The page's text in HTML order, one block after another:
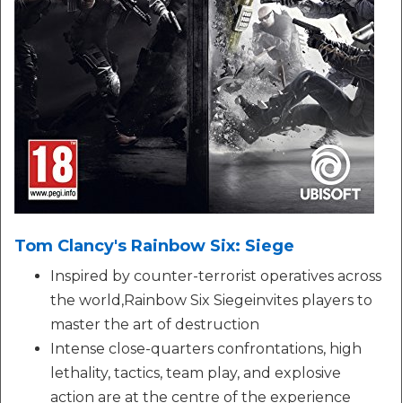
Tom Clancy's Rainbow Six: Siege
Inspired by counter-terrorist operatives across
the world,Rainbow Six Siegeinvites players to
master the art of destruction
Intense close-quarters confrontations, high
lethality, tactics, team play, and explosive
action are at the centre of the experience